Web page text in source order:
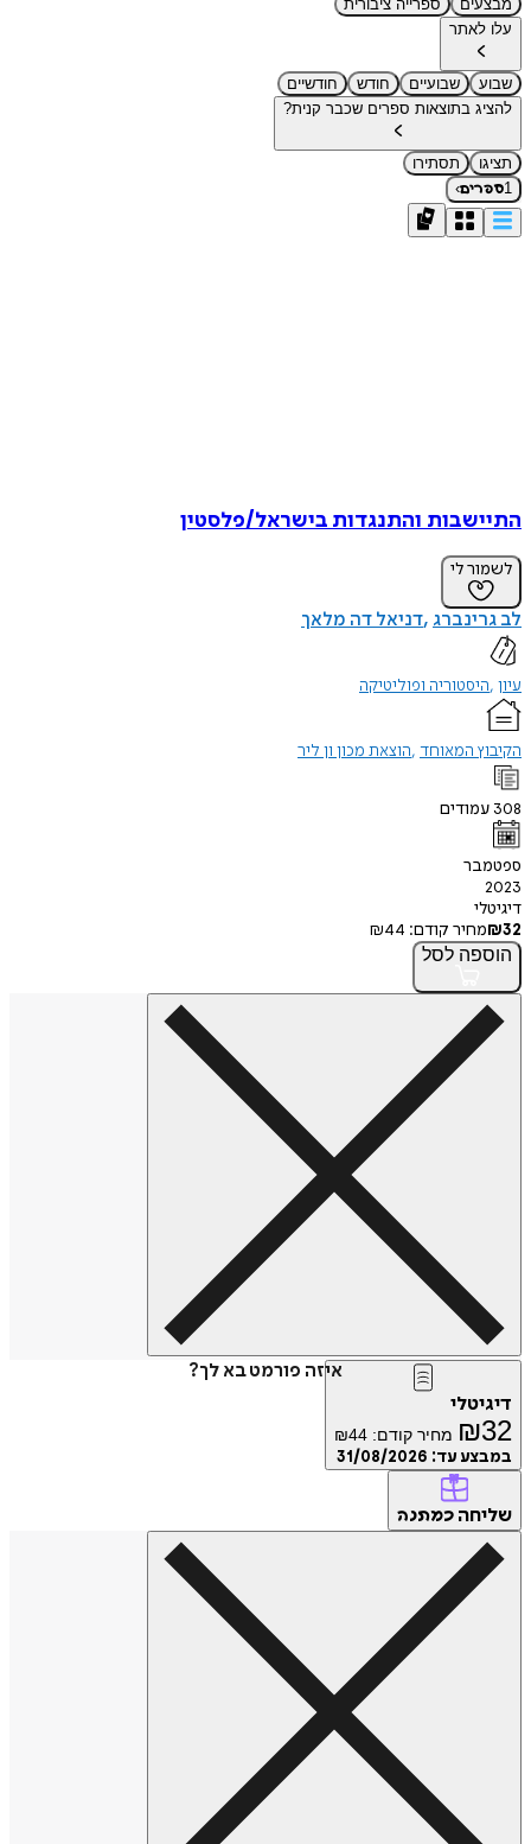
מבצעים
ספרייה ציבורית
עלו לאתר
שבוע שבועיים חודש
חודשיים
להציג בתוצאות ספרים שכבר קנית?
תציגו
תסתירו
1ספרים›
התיישבות והתנגדות בישראל/פלסטין
לשמור לי
לב גרינברג דניאל דה מלאך
עיון היסטוריה ופוליטיקה
הקיבוץ המאוחד הוצאת מכון ון ליר
308 עמודים
ספטמבר
2023
דיגיטלי
₪32 מחיר קודם: ₪44
הוספה לסל
איזה פורמט בא לך?
דיגיטלי
₪32 מחיר קודם: ₪44
במבצע עד: 31/08/2026
שליחה כמתנה